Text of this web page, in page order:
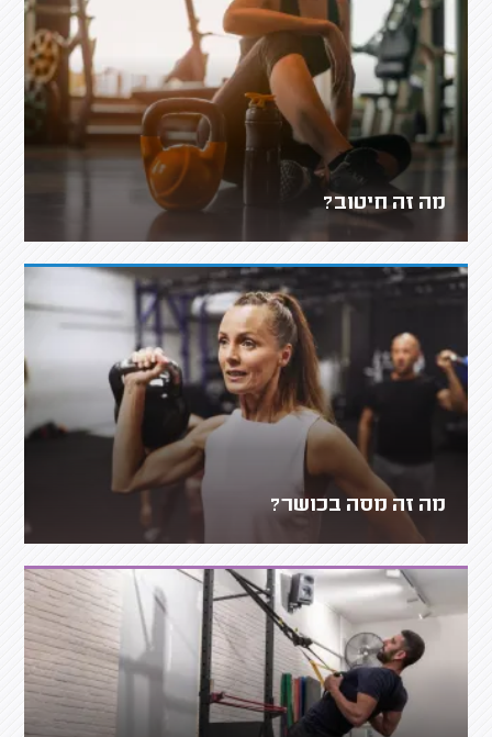
מה זה חיטוב?
מה זה מסה בכושר?